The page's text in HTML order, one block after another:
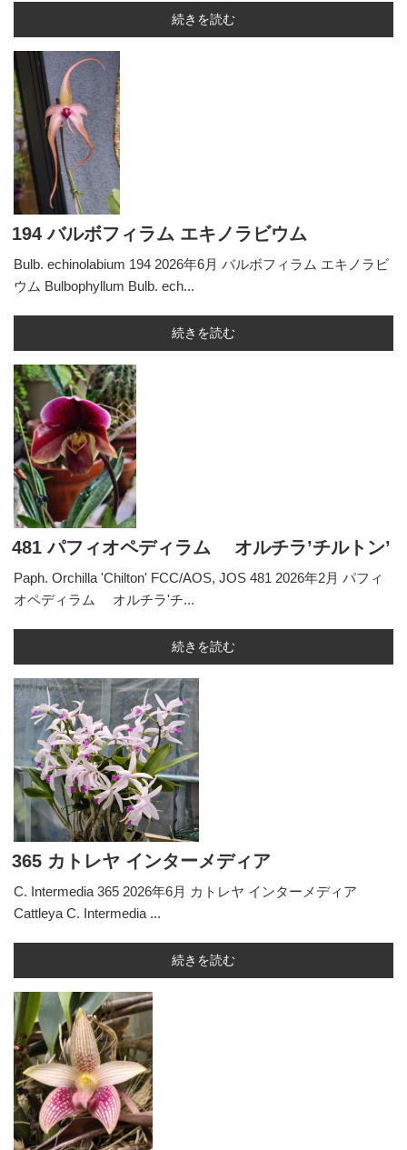
続きを読む
194 バルボフィラム エキノラビウム
Bulb. echinolabium 194 2026年6月 バルボフィラム エキノラビ
ウム Bulbophyllum Bulb. ech...
続きを読む
481 パフィオペディラム オルチラ’チルトン’
Paph. Orchilla 'Chilton' FCC/AOS, JOS 481 2026年2月 パフィ
オペディラム オルチラ'チ...
続きを読む
365 カトレヤ インターメディア
C. Intermedia 365 2026年6月 カトレヤ インターメディア
Cattleya C. Intermedia ...
続きを読む